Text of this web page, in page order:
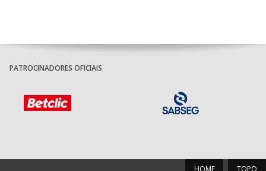
PATROCINADORES OFICIAIS